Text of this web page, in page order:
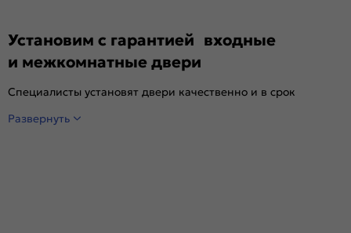
Установим с гарантией входные
и межкомнатные двери
Специалисты установят двери качественно и в срок
Развернуть